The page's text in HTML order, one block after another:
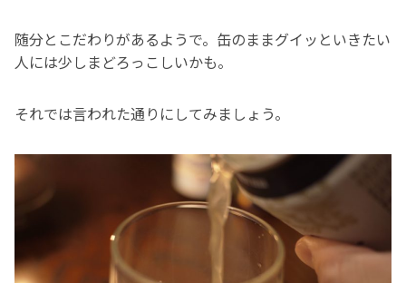
随分とこだわりがあるようで。缶のままグイッといきたい
人には少しまどろっこしいかも。
それでは言われた通りにしてみましょう。